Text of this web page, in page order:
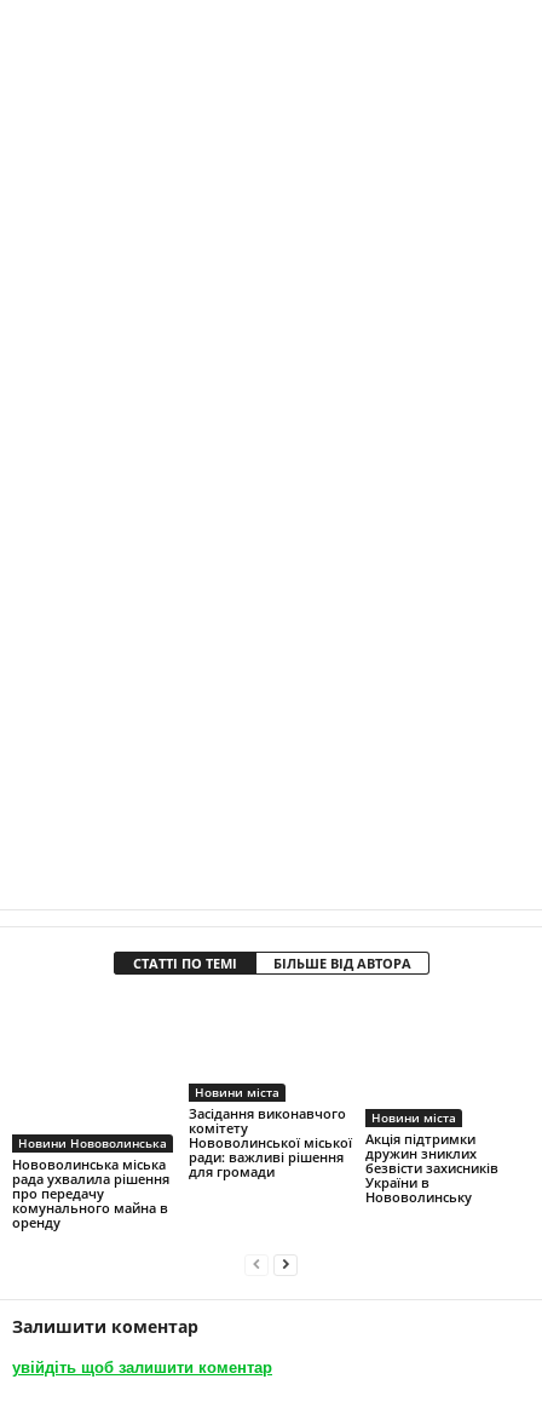
СТАТТІ ПО ТЕМІ БІЛЬШЕ ВІД АВТОРА
Новини Нововолинська
Нововолинська міська
рада ухвалила рішення
про передачу
комунального майна в
оренду
Новини міста
Засідання виконавчого
комітету
Нововолинської міської
ради: важливі рішення
для громади
Новини міста
Акція підтримки
дружин зниклих
безвісти захисників
України в
Нововолинську
Залишити коментар
увійдіть щоб залишити коментар